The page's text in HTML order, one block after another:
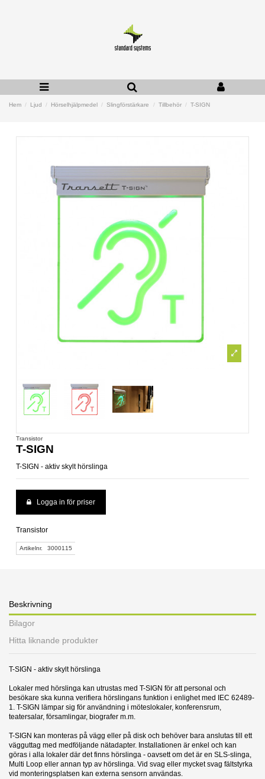
Hem Ljud Hörselhjälpmedel Slingförstärkare Tillbehör T-SIGN
Transistor
T-SIGN
T-SIGN - aktiv skylt hörslinga
Logga in för priser
Transistor
Artikelnr. 3000115
Beskrivning
Bilagor
Hitta liknande produkter
T-SIGN - aktiv skylt hörslinga
Lokaler med hörslinga kan utrustas med T-SIGN för att personal och
besökare ska kunna verifiera hörslingans funktion i enlighet med IEC 62489-
1. T-SIGN lämpar sig för användning i möteslokaler, konferensrum,
teatersalar, församlingar, biografer m.m.
T-SIGN kan monteras på vägg eller på disk och behöver bara anslutas till ett
vägguttag med medföljande nätadapter. Installationen är enkel och kan
göras i alla lokaler där det finns hörslinga - oavsett om det är en SLS-slinga,
Multi Loop eller annan typ av hörslinga. Vid svag eller mycket svag fältstyrka
vid monteringsplatsen kan externa sensorn användas.